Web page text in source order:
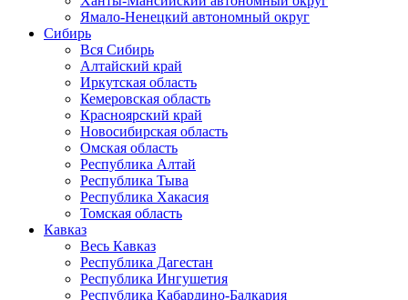
Ямало-Ненецкий автономный округ
Сибирь
Вся Сибирь
Алтайский край
Иркутская область
Кемеровская область
Красноярский край
Новосибирская область
Омская область
Республика Алтай
Республика Тыва
Республика Хакасия
Томская область
Кавказ
Весь Кавказ
Республика Дагестан
Республика Ингушетия
Республика Кабардино-Балкария